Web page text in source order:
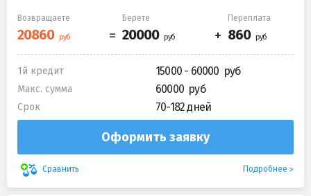
Возвращаете Берете Переплата
1й кредит 15000 - 60000
Макс. сумма 60000
Срок 70-182 дней
Оформить заявку
Сравнить Подробнее